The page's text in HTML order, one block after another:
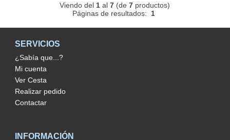
Viendo del 1 al7 (de7 productos)
Páginas de resultados: 1
SERVICIOS
¿Sabía que...?
Mi cuenta
Ver Cesta
Realizar pedido
Contactar
INFORMACIÓN